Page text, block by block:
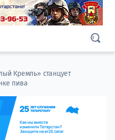
Кремль» станцует
пива